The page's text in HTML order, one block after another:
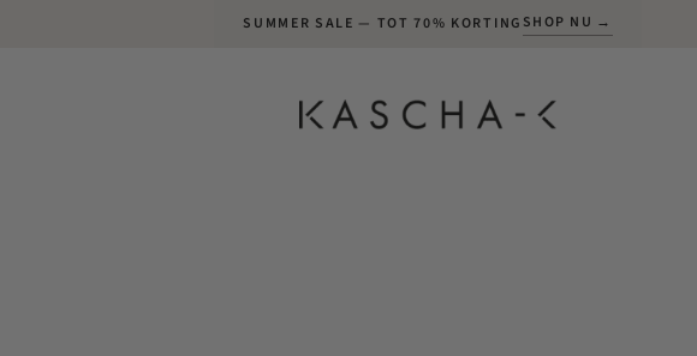
SUMMER SALE — TOT 70% KORTING SHOP NU →